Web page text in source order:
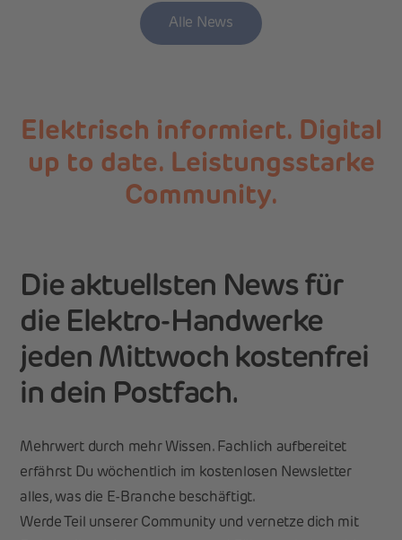
Alle News
Elektrisch informiert. Digital
up to date. Leistungsstarke
Community.
Die aktuellsten News für
die Elektro-Handwerke
jeden Mittwoch kostenfrei
in dein Postfach.
Mehrwert durch mehr Wissen. Fachlich aufbereitet
erfährst Du wöchentlich im kostenlosen Newsletter
alles, was die E-Branche beschäftigt.
Werde Teil unserer Community und vernetze dich mit